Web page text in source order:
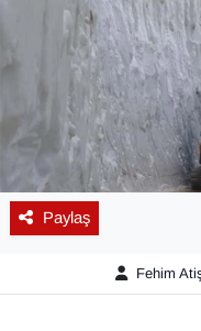
Paylaş
Fehim
EĞİTİM
EKONOMİ
Eleman
Emlak
En çok
GENEL